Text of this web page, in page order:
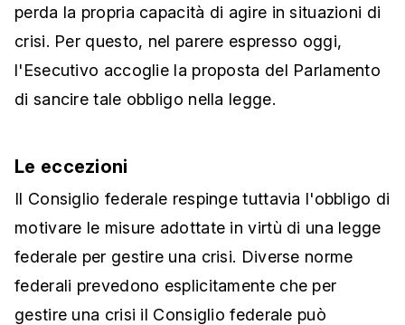
perda la propria capacità di agire in situazioni di
crisi. Per questo, nel parere espresso oggi,
l'Esecutivo accoglie la proposta del Parlamento
di sancire tale obbligo nella legge.
Le eccezioni
Il Consiglio federale respinge tuttavia l'obbligo di
motivare le misure adottate in virtù di una legge
federale per gestire una crisi. Diverse norme
federali prevedono esplicitamente che per
gestire una crisi il Consiglio federale può